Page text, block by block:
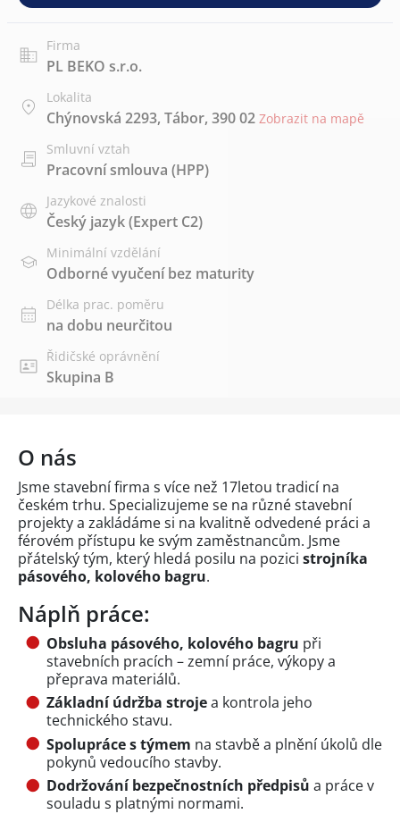
Firma
PL BEKO s.r.o.
Lokalita
Chýnovská 2293, Tábor, 390 02 Zobrazit na mapě
Smluvní vztah
Pracovní smlouva (HPP)
Jazykové znalosti
Český jazyk(Expert C2)
Minimální vzdělání
Odborné vyučení bez maturity
Délka prac. poměru
na dobu neurčitou
Řidičské oprávnění
Skupina B
O nás
Jsme stavební firma s více než 17letou tradicí na
českém trhu. Specializujeme se na různé stavební
projekty a zakládáme si na kvalitně odvedené práci a
férovém přístupu ke svým zaměstnancům. Jsme
přátelský tým, který hledá posilu na pozici strojníka
pásového, kolového bagru.
Náplň práce:
Obsluha pásového, kolového bagru při
stavebních pracích – zemní práce, výkopy a
přeprava materiálů.
Základní údržba strojea kontrola jeho
technického stavu.
Spolupráce s týmem na stavbě a plnění úkolů dle
pokynů vedoucího stavby.
Dodržování bezpečnostních předpisů a práce v
souladu s platnými normami.